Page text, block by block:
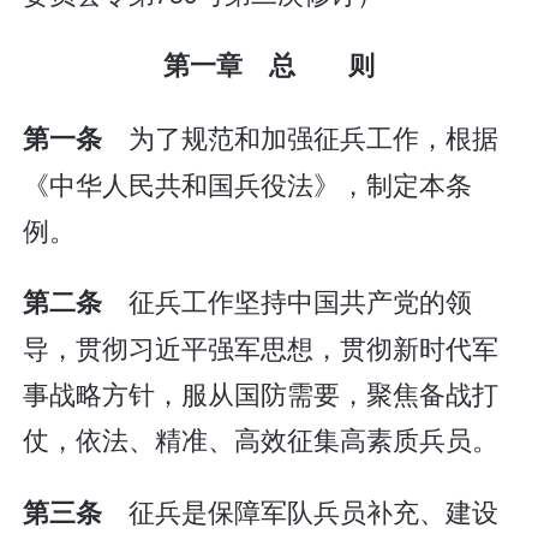
第一章 总 则
第一条 为了规范和加强征兵工作，根据
《中华人民共和国兵役法》，制定本条
例。
第二条 征兵工作坚持中国共产党的领
导，贯彻习近平强军思想，贯彻新时代军
事战略方针，服从国防需要，聚焦备战打
仗，依法、精准、高效征集高素质兵员。
第三条 征兵是保障军队兵员补充、建设